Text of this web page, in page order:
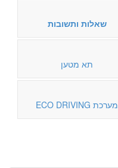
שאלות ותשובות
תא מטען
מערכת ECO DRIVING